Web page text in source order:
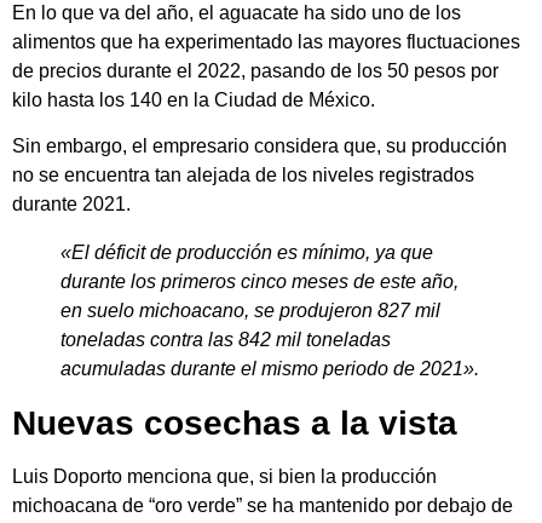
En lo que va del año, el aguacate ha sido uno de los
alimentos que ha experimentado las mayores fluctuaciones
de precios durante el 2022, pasando de los 50 pesos por
kilo hasta los 140 en la Ciudad de México.
Sin embargo, el empresario considera que, su producción
no se encuentra tan alejada de los niveles registrados
durante 2021.
«El déficit de producción es mínimo, ya que
durante los primeros cinco meses de este año,
en suelo michoacano, se produjeron 827 mil
toneladas contra las 842 mil toneladas
acumuladas durante el mismo periodo de 2021».
Nuevas cosechas a la vista
Luis Doporto menciona que, si bien la producción
michoacana de “oro verde” se ha mantenido por debajo de